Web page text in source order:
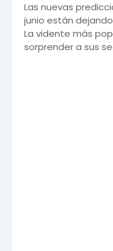
Las nuevas
junio están
La vidente más
sorprender a sus